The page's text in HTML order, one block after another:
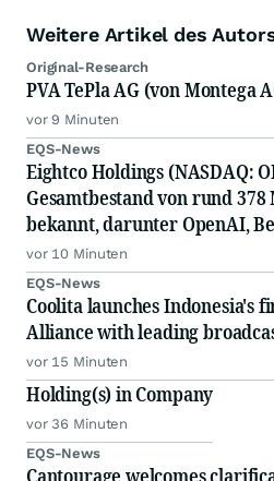
Weitere Artikel des
Original-Research
PVA TePla AG (von Montega
vor 9 Minuten
EQS-News
Eightco Holdings (NASDAQ:
Gesamtbestand von rund
bekannt, darunter OpenAI,
als 16.000 ETH und fast 302
vor 10 Minuten
EQS-News
Coolita launches Indonesia's
Alliance with leading
vor 15 Minuten
Holding(s) in Company
vor 36 Minuten
EQS-News
Cantourage welcomes